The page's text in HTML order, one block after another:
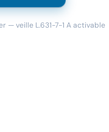
— veille L.631-7-1 A activable